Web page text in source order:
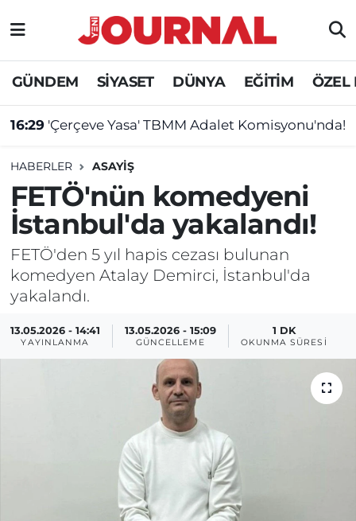
GÜNDEM SİYASET DÜNYA EĞİTİM ÖZEL
16:29 'Çerçeve Yasa' TBMM Adalet Komisyonu'nda!
HABERLER ASAYİŞ
FETÖ'nün komedyeni
İstanbul'da yakalandı!
FETÖ'den 5 yıl hapis cezası bulunan
komedyen Atalay Demirci, İstanbul'da
yakalandı.
13.05.2026 - 14:41
YAYINLANMA
13.05.2026 - 15:09
GÜNCELLEME
1 DK
OKUNMA SÜRESI
GÜNDEM
SİYASET
DÜNYA
EĞİTİM
ÖZEL HABER
Nöbetçi Eczaneler
Hava Durumu
Süper Lig Puan Durumu ve Fikstür
Tüm Manşetler
Son Dakika Haberleri
Haber Arşivi